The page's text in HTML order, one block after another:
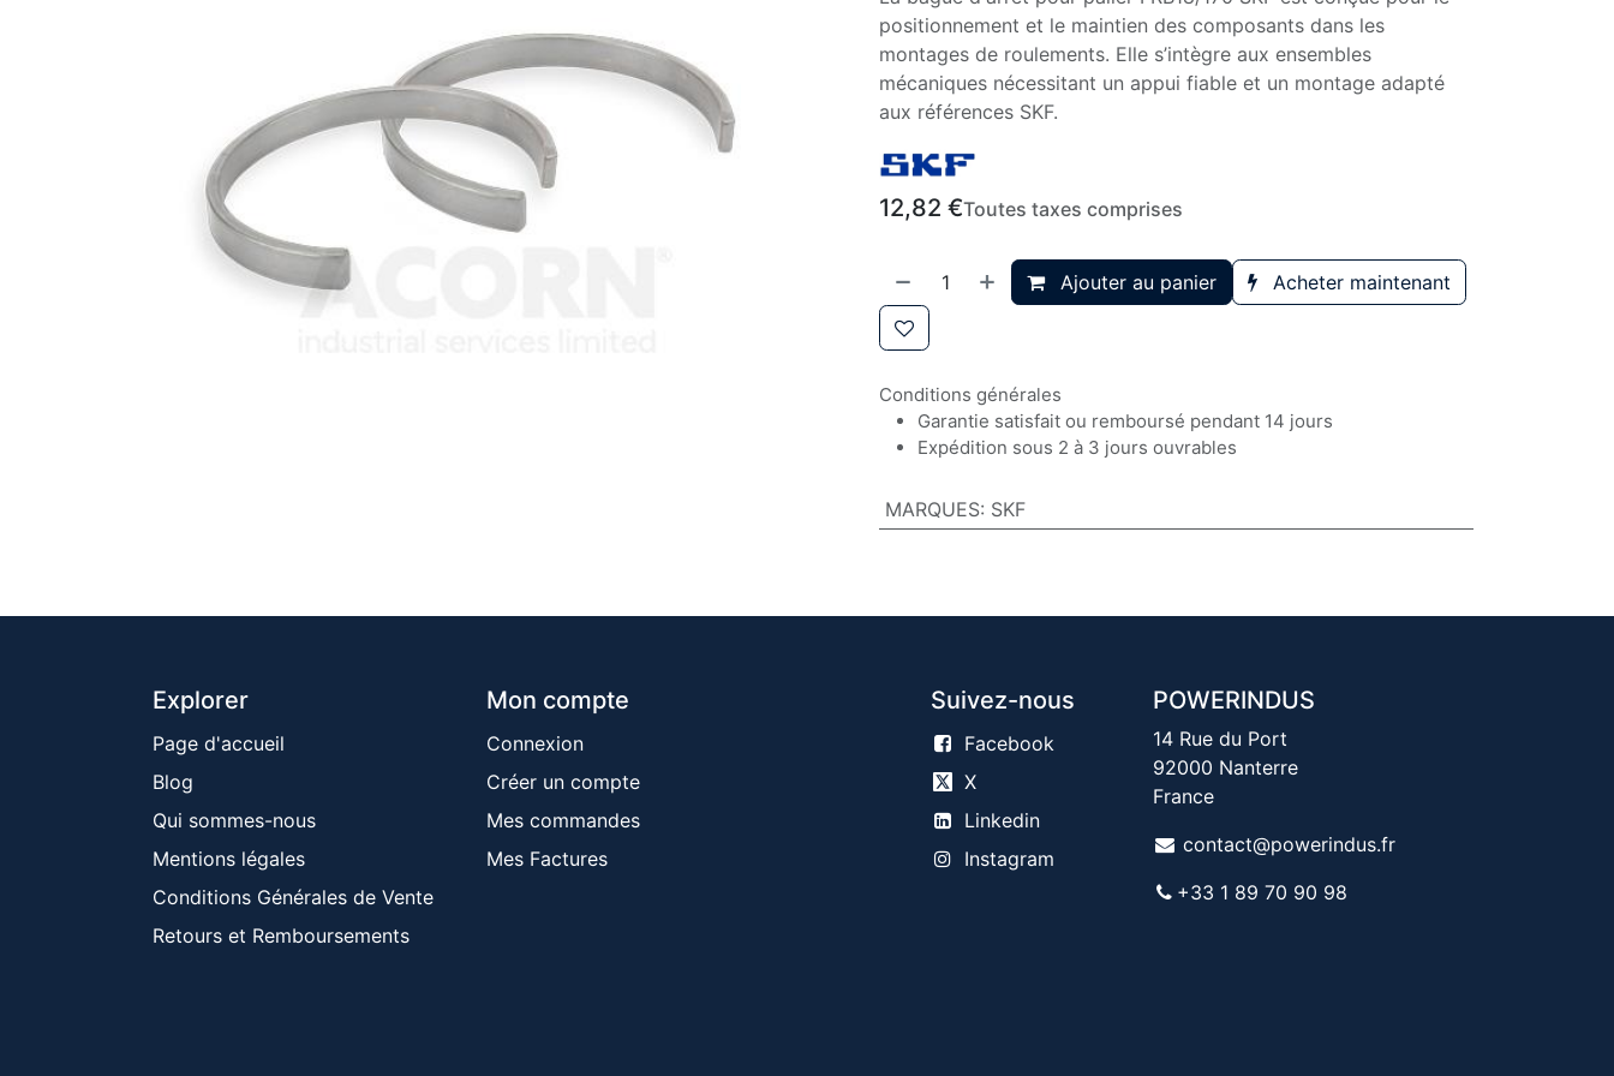
positionnement et le maintien des composants dans les
montages de roulements. Elle s’intègre aux ensembles
mécaniques nécessitant un appui fiable et un montage adapté
aux références SKF.
12,82 €Toutes taxes comprises
Ajouter au panier Acheter maintenant
Conditions générales
Garantie satisfait ou remboursé pendant 14 jours
Expédition sous 2 à 3 jours ouvrables
MARQUES: SKF
Explorer
Page d'accueil
Blog
Qui sommes-nous
Mentions ​légales
Conditions Générales de Vente
Retours et Remboursements
Mon compte
Connexion
Créer un compte
Mes commandes
Mes Factures
POWERINDUS
14 Rue du Port
92000 Nanterre
France
contact@powerindus.fr
+33 1 89 70 90 98
Suivez-nous
Facebook
X
Linkedin
Instagram